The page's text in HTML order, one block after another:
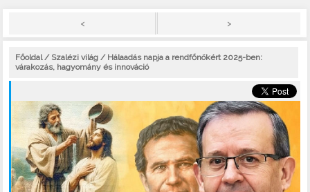
< >
Főoldal/ Szalézi világ / Hálaadás napja a rendfőnökért 2025-ben:
várakozás, hagyomány és innováció